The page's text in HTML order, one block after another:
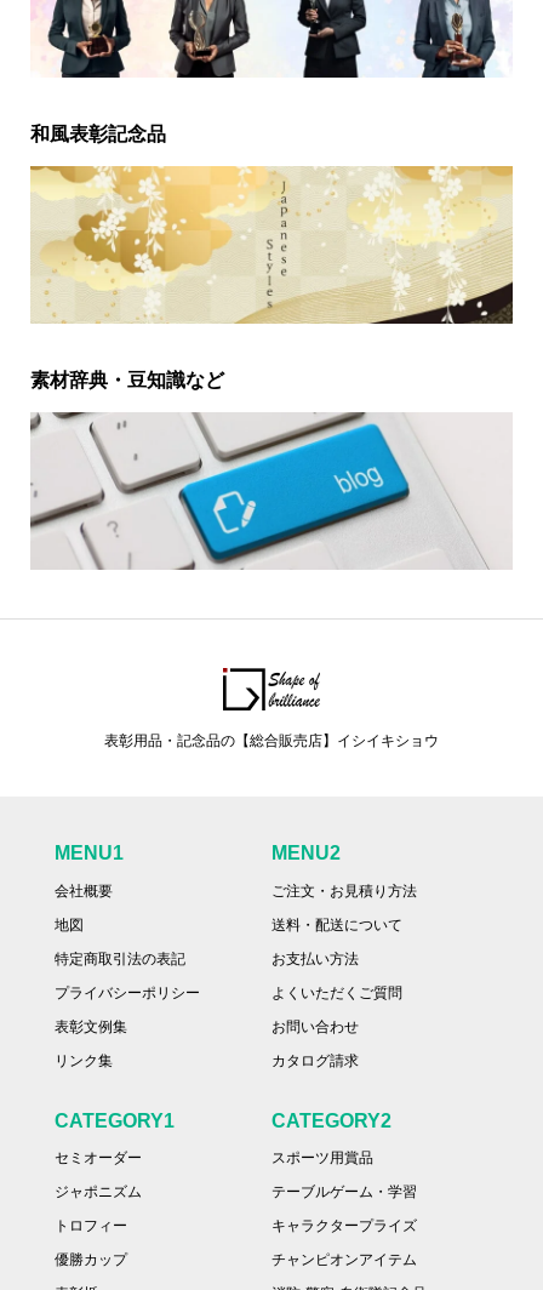
和風表彰記念品
素材辞典・豆知識など
表彰用品・記念品の【総合販売店】イシイキショウ
MENU1
会社概要
地図
特定商取引法の表記
プライバシーポリシー
表彰文例集
リンク集
MENU2
ご注文・お見積り方法
送料・配送について
お支払い方法
よくいただくご質問
お問い合わせ
カタログ請求
CATEGORY1
セミオーダー
ジャポニズム
トロフィー
優勝カップ
CATEGORY2
スポーツ用賞品
テーブルゲーム・学習
キャラクタープライズ
チャンピオンアイテム